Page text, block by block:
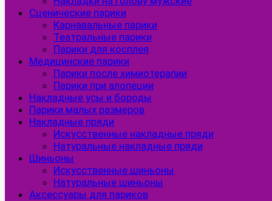
Сценические парики
Карнавальные парики
Театральные парики
Парики для косплея
Медицинские парики
Парики после химиотерапии
Парики при алопеции
Накладные усы и бороды
Парики малых размеров
Накладные пряди
Искусственные накладные пряди
Натуральные накладные пряди
Шиньоны
Искусственные шиньоны
Натуральные шиньоны
Аксессуары для париков